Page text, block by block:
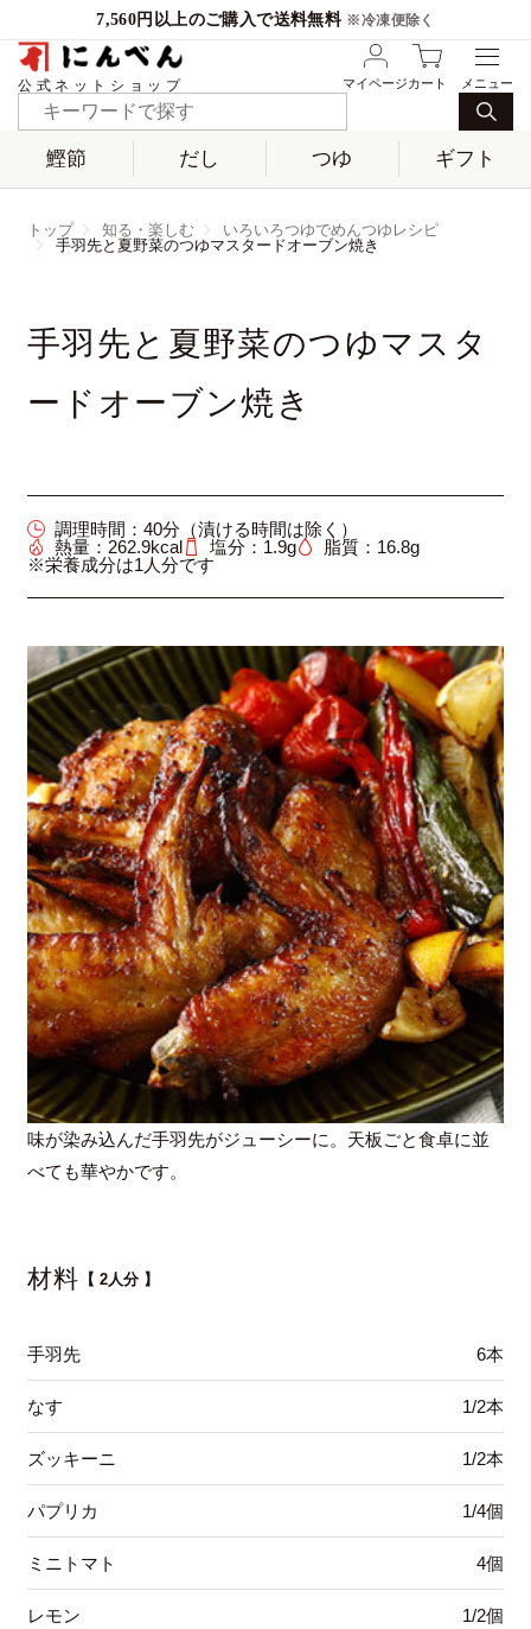
7,560円以上のご購入で送料無料 ※冷凍便除く
公式ネットショップ マイページカート
鰹節 だし つゆ ギフト
トップ 知る・楽しむ
いろいろつゆでめんつゆレシピ
手羽先と夏野菜のつゆマスタードオーブン焼き
手羽先と夏野菜のつゆマスタ
ードオーブン焼き
調理時間： 40分（漬ける時間は除く）
熱量： 262.9kcal 塩分：1.9g
脂質：16.8g
※栄養成分は1人分です
味が染み込んだ手羽先がジューシーに。天板ごと食卓に並
べても華やかです。
材料 【 2人分 】
手羽先 6本
なす 1/2本
ズッキーニ 1/2本
パプリカ 1/4個
ミニトマト 4個
レモン 1/2個